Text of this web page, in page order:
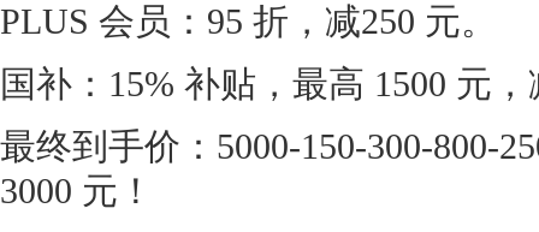
PLUS 会员：95 折，减250 元。
国补：15% 补贴，最高 1500 元
最终到手价：5000-150-300-800-
3000 元！